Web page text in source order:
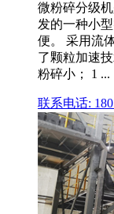
微粉碎分级
发的一种小
便。 采用流
了颗粒加速
粉碎小； 1 ...
联系电话: 180